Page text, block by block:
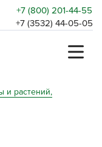
+7 (800) 201-44-55
+7 (3532) 44-05-05
и растений,